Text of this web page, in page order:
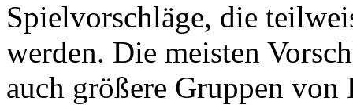
Spielvorschläge, die
werden. Die meisten
auch größere Gruppen